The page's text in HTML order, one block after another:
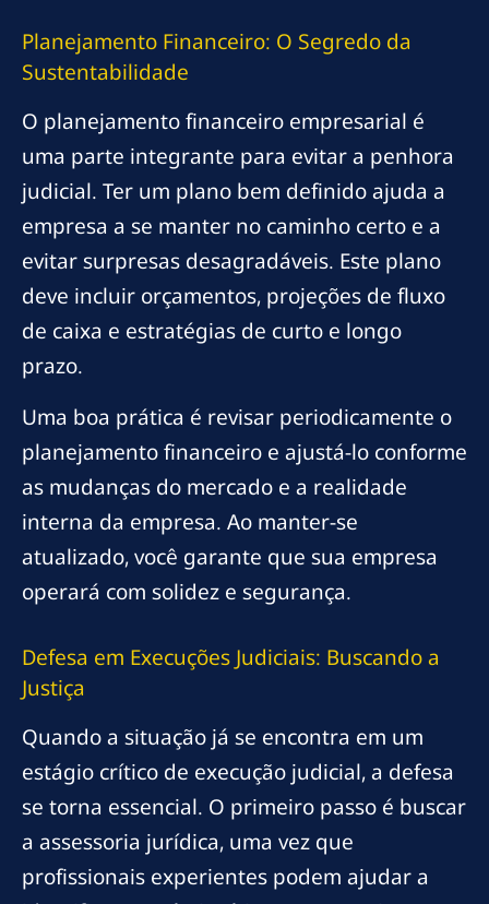
Planejamento Financeiro: O Segredo da
Sustentabilidade
O planejamento financeiro empresarial é
uma parte integrante para evitar a penhora
judicial. Ter um plano bem definido ajuda a
empresa a se manter no caminho certo e a
evitar surpresas desagradáveis. Este plano
deve incluir orçamentos, projeções de fluxo
de caixa e estratégias de curto e longo
prazo.
Uma boa prática é revisar periodicamente o
planejamento financeiro e ajustá-lo conforme
as mudanças do mercado e a realidade
interna da empresa. Ao manter-se
atualizado, você garante que sua empresa
operará com solidez e segurança.
Defesa em Execuções Judiciais: Buscando a
Justiça
Quando a situação já se encontra em um
estágio crítico de execução judicial, a defesa
se torna essencial. O primeiro passo é buscar
a assessoria jurídica, uma vez que
profissionais experientes podem ajudar a